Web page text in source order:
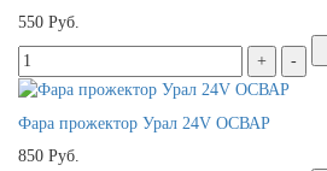
550 Руб.
Фара прожектор Урал 24V ОСВАР
850 Руб.